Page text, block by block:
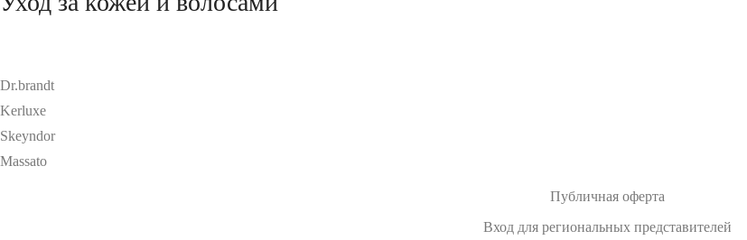
Dr.brandt
Kerluxe
Skeyndor
Massato
Публичная оферта
Вход для региональных представителей